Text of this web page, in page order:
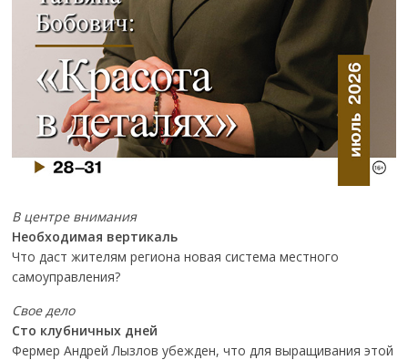
В центре внимания
Необходимая вертикаль
Что даст жителям региона новая система местного
самоуправления?
Свое дело
Сто клубничных дней
Фермер Андрей Лызлов убежден, что для выращивания этой